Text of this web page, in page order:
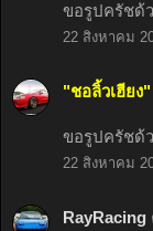
ขอรูปครัชด้
22 สิงหาคม
"ชอลิ้วเฮียง"
ขอรูปครัชด้
22 สิงหาคม
RayRacing